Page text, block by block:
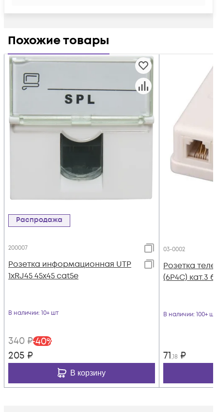
Похожие товары
Распродажа
200007
Розетка информационная UTP
1хRJ45 45х45 cat5е
В наличии: 10+ шт
340 ₽-40%
205 ₽
В корзину
03-0002
Розетка
(6P4C) кат.3
В наличии: 100+ шт
71,18 ₽